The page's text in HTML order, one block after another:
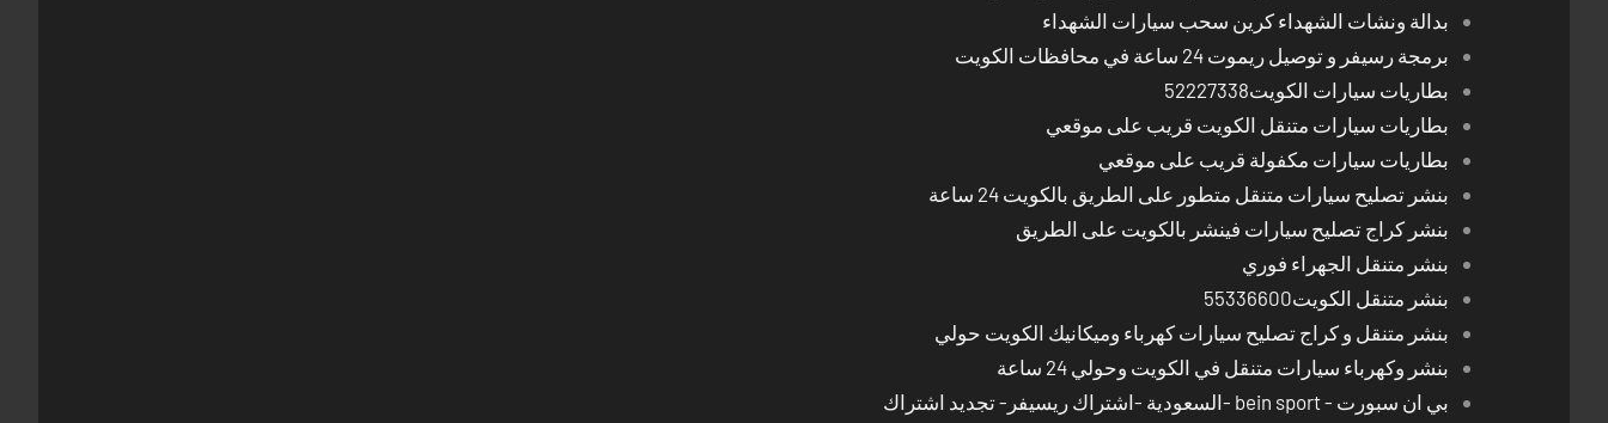
بدالة ونشات الشهداء كرين سحب سيارات الشهداء
برمجة رسيفر و توصيل ريموت 24 ساعة في محافظات الكويت
بطاريات سيارات الكويت52227338
بطاريات سيارات متنقل الكويت قريب على موقعي
بطاريات سيارات مكفولة قريب على موقعي
بنشر تصليح سيارات متنقل متطور على الطريق بالكويت 24 ساعة
بنشر كراج تصليح سيارات فينشر بالكويت على الطريق
بنشر متنقل الجهراء فوري
بنشر متنقل الكويت55336600
بنشر متنقل و كراج تصليح سيارات كهرباء وميكانيك الكويت حولي
بنشر وكهرباء سيارات متنقل في الكويت وحولي 24 ساعة
بي ان سبورت - bein sport -السعودية -اشتراك ريسيفر- تجديد اشتراك